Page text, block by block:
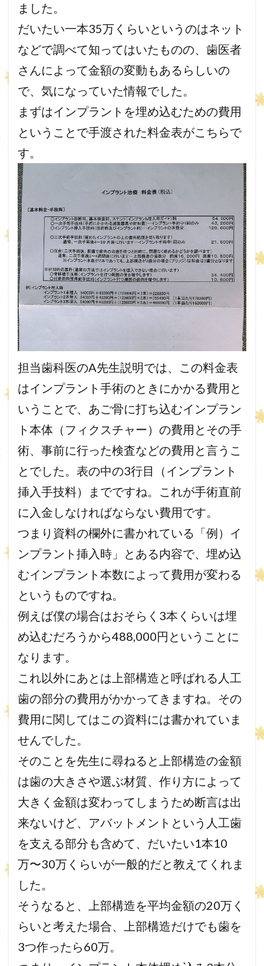
ました。
だいたい一本35万くらいというのはネット
などで調べて知ってはいたものの、歯医者
さんによって金額の変動もあるらしいの
で、気になっていた情報でした。
まずはインプラントを埋め込むための費用
ということで手渡された料金表がこちらで
す。
担当歯科医のA先生説明では、この料金表
はインプラント手術のときにかかる費用と
いうことで、あご骨に打ち込むインプラン
ト本体（フィクスチャー）の費用とその手
術、事前に行った検査などの費用と言うこ
とでした。表の中の3行目（インプラント
挿入手技料）までですね。これが手術直前
に入金しなければならない費用です。
つまり資料の欄外に書かれている「例）イ
ンプラント挿入時」とある内容で、埋め込
むインプラント本数によって費用が変わる
というものですね。
例えば僕の場合はおそらく3本くらいは埋
め込むだろうから488,000円ということに
なります。
これ以外にあとは上部構造と呼ばれる人工
歯の部分の費用がかかってきますね。その
費用に関してはこの資料には書かれていま
せんでした。
そのことを先生に尋ねると上部構造の金額
は歯の大きさや選ぶ材質、作り方によって
大きく金額は変わってしまうため断言は出
来ないけど、アバットメントという人工歯
を支える部分も含めて、だいたい1本10
万〜30万くらいが一般的だと教えてくれま
した。
そうなると、上部構造を平均金額の20万く
らいと考えた場合、上部構造だけでも歯を
3つ作ったら60万。